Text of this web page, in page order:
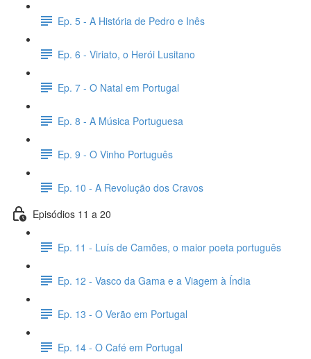
Ep. 5 - A História de Pedro e Inês
Ep. 6 - Viriato, o Herói Lusitano
Ep. 7 - O Natal em Portugal
Ep. 8 - A Música Portuguesa
Ep. 9 - O Vinho Português
Ep. 10 - A Revolução dos Cravos
Episódios 11 a 20
Ep. 11 - Luís de Camões, o maior poeta português
Ep. 12 - Vasco da Gama e a Viagem à Índia
Ep. 13 - O Verão em Portugal
Ep. 14 - O Café em Portugal